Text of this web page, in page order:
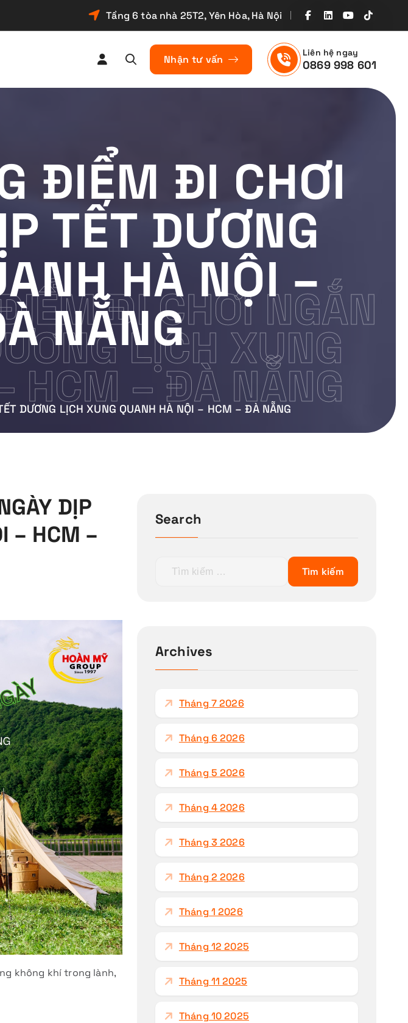
Tầng 6 tòa nhà 25T2, Yên Hòa, Hà Nội
Nhận tư vấn
Liên hệ ngay
0869 998 601
ĐI CHƠI NGẮN
LỊCH XUNG
HCM – ĐÀ NẴNG
ĐIỂM ĐI CHƠI
TẾT DƯƠNG
HÀ NỘI –
NẴNG
DƯƠNG LỊCH XUNG QUANH HÀ NỘI – HCM – ĐÀ NẴNG
DỊP
– HCM –
không khí trong lành,
Search
ế
Archives
Tháng 7 2026
Tháng 6 2026
Tháng 5 2026
Tháng 4 2026
Tháng 3 2026
Tháng 2 2026
Tháng 1 2026
Tháng 12 2025
Tháng 11 2025
Tháng 10 2025